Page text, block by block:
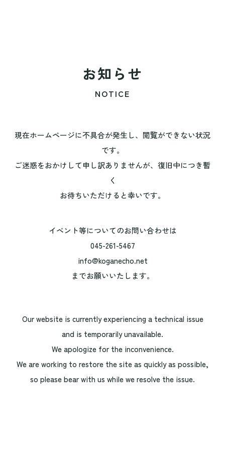
お知らせ
NOTICE
現在ホームページに不具合が発生し、閲覧ができない状況
です。
ご迷惑をおかけして申し訳ありませんが、復旧中につき暫
く
お待ちいただけると幸いです。
イベント等についてのお問い合わせは
045-261-5467
info@koganecho.net
までお願いいたします。
Our website is currently experiencing a technical issue
and is temporarily unavailable.
We apologize for the inconvenience.
We are working to restore the site as quickly as possible,
so please bear with us while we resolve the issue.